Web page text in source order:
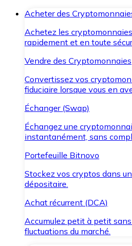
Acheter des
Achetez les
rapidement et en toute
Vendre des Cryptomonnaies
Convertissez vos
fiduciaire lorsque vous en
Échanger (Swap)
Échangez une
instantanément, sans
Portefeuille Bitnovo
Stockez vos cryptos dans
dépositaire.
Achat récurrent (DCA)
Accumulez petit à petit sans
fluctuations du marché.